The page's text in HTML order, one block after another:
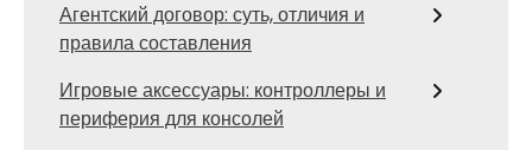
Агентский договор: суть, отличия и
правила составления
Игровые аксессуары: контроллеры и
периферия для консолей